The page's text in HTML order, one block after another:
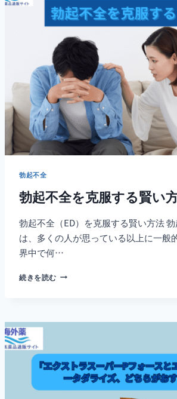
ル
は
起
不
全
の
永
久
治
療
薬
か？
勃起不全
勃起不全を克服する賢い
勃起不全（ED）を克服する賢い方法 勃
は、多くの人が思っている以上に一般
界中で何…
続きを読む
を
す
る
賢
い